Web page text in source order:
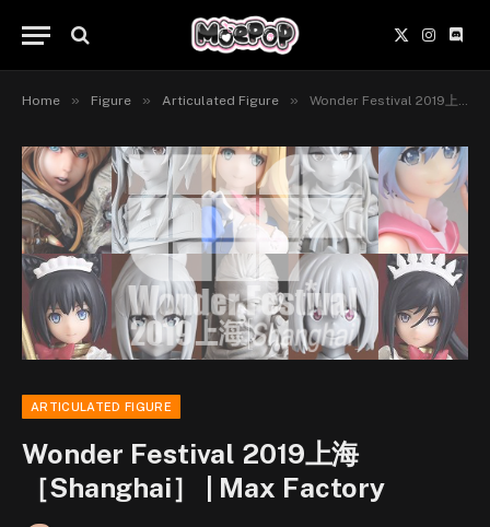
X
(Twitter)
Home » Figure » Articulated Figure » Wonder Festival 2019上海［Shanghai］ | Max Factory
ARTICULATED FIGURE
Wonder Festival 2019上海
［Shanghai］ | Max Factory